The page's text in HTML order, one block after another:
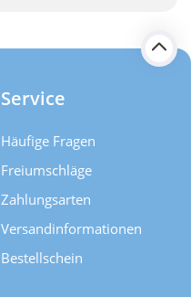
Service
Häufige Fragen
Freiumschläge
Zahlungsarten
Versand­informationen
Bestellschein